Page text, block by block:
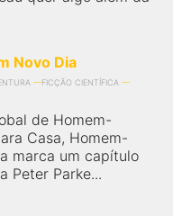
Novo Dia
FICÇÃO CIENTÍFICA
de Homem-
Casa, Homem-
marca um capítulo
Peter Parke...